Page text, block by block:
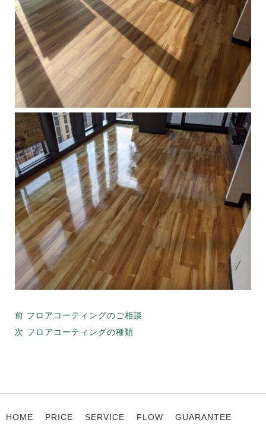
投
稿
ー
シ
前 前
の
フロアコーティングのご相談
次 次
フロアコーティングの種類
HOME PRICE SERVICE FLOW GUARANTEE